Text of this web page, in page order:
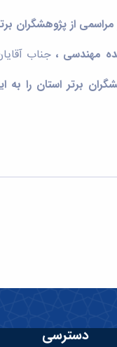
مهندسی ،جناب
برتر استان رابه
دسترسی